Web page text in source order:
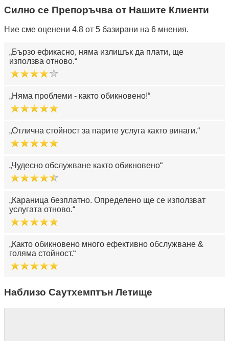
Силно се Препоръчва от Нашите Клиенти
Ние сме оценени 4,8 от 5 базирани на 6 мнения.
Бързо ефикасно, няма излишък да плати, ще
използва отново.
Няма проблеми - както обикновено!
Отлична стойност за парите услуга както винаги.
Чудесно обслужване както обикновено
Караница безплатно. Определено ще се използват
услугата отново.
Както обикновено много ефективно обслужване &
голяма стойност.
Наблизо Саутхемптън Летище